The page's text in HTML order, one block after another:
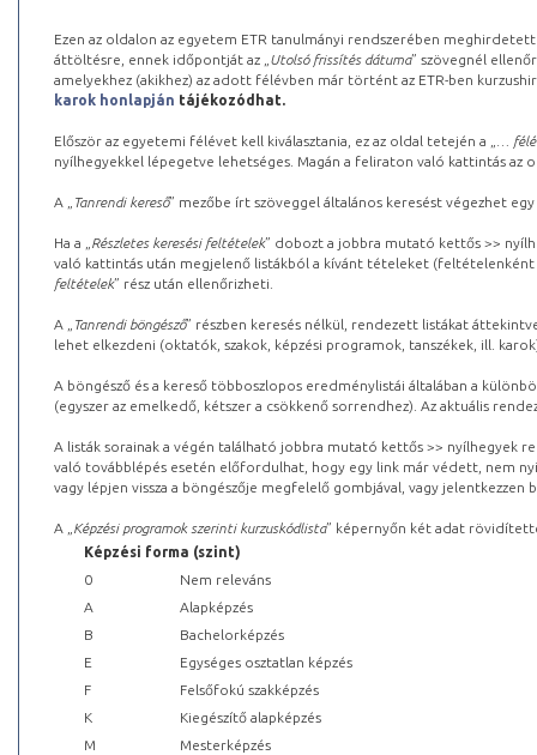
Ezen az oldalon az egyetem ETR tanulmányi rendszerében
áttöltésre, ennek időpontját az „ Utolsó frissítés dátuma” szövegnél
amelyekhez (akikhez) az adott félévben már történt az ETR-ben
karok honlapján tájékozódhat.
Először az egyetemi félévet kell kiválasztania, ez az oldal tetején a „
…
nyílhegyekkel lépegetve lehetséges. Magán a feliraton való kattintás az
A „ Tanrendi kereső” mezőbe írt szöveggel általános keresést végezhet
Ha a „ Részletes keresési feltételek” dobozt a jobbra mutató kettős >>
való kattintás után megjelenő listákból a kívánt tételeket (feltételenként
feltételek” rész után ellenőrizheti.
A „ Tanrendi böngésző” részben keresés nélkül, rendezett listákat
lehet elkezdeni (oktatók, szakok, képzési programok, tanszékek, ill.
A böngésző és a kereső többoszlopos eredménylistái általában a
(egyszer az emelkedő, kétszer a csökkenő sorrendhez). Az aktuális
A listák sorainak a végén található jobbra mutató kettős >> nyílhegyek
való továbblépés esetén előfordulhat, hogy egy link már védett, nem
vagy lépjen vissza a böngészője megfelelő gombjával, vagy
A „ Képzési programok szerinti kurzuskódlista” képernyőn két adat
Képzési forma (szint)
0
Nem releváns
A
Alapképzés
B
Bachelorképzés
E
Egységes osztatlan képzés
F
Felsőfokú szakképzés
K
Kiegészítő alapképzés
M
Mesterképzés